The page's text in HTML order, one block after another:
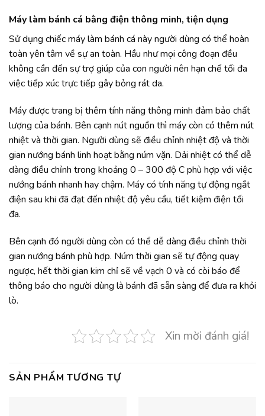
Máy làm bánh cá bằng điện thông minh, tiện dụng
Sử dụng chiếc máy làm bánh cá này người dùng có thể hoàn
toàn yên tâm về sự an toàn. Hầu như mọi công đoạn đều
không cần đến sự trợ giúp của con người nên hạn chế tối đa
việc tiếp xúc trực tiếp gây bỏng rát da.
Máy được trang bị thêm tính năng thông minh đảm bảo chất
lượng của bánh. Bên cạnh nút nguồn thì máy còn có thêm nút
nhiệt và thời gian. Người dùng sẽ điều chỉnh nhiệt độ và thời
gian nướng bánh linh hoạt bằng núm vặn. Dải nhiệt có thể dễ
dàng điều chỉnh trong khoảng 0 – 300 độ C phù hợp với việc
nướng bánh nhanh hay chậm. Máy có tính năng tự động ngắt
điện sau khi đã đạt đến nhiệt độ yêu cầu, tiết kiệm điện tối
đa.
Bên cạnh đó người dùng còn có thể dễ dàng điều chỉnh thời
gian nướng bánh phù hợp. Núm thời gian sẽ tự động quay
ngược, hết thời gian kim chỉ sẽ về vạch 0 và có còi báo để
thông báo cho người dùng là bánh đã sẵn sàng để đưa ra khỏi
lò.
Xin mời đánh giá!
SẢN PHẨM TƯƠNG TỰ